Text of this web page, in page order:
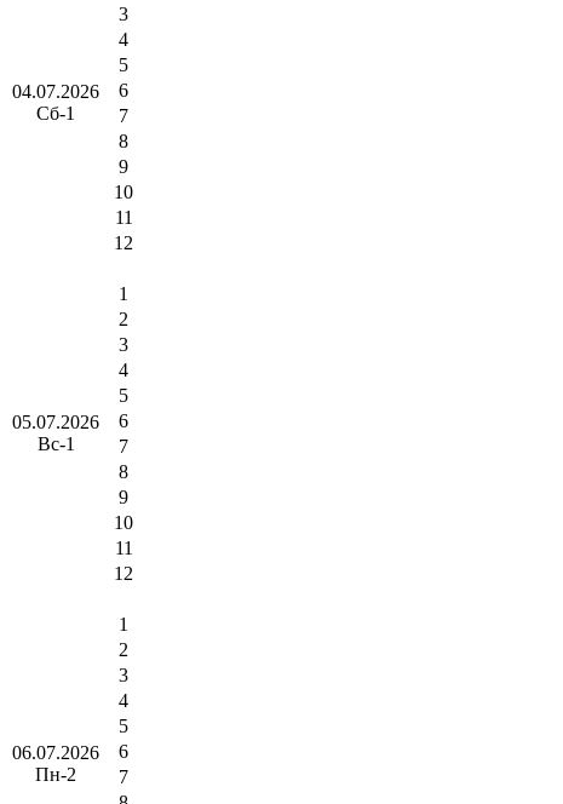
04.07.2026
Сб-1
3
4
5
6
7
8
9
10
11
12
05.07.2026
Вс-1
1
2
3
4
5
6
7
8
9
10
11
12
06.07.2026
Пн-2
1
2
3
4
5
6
7